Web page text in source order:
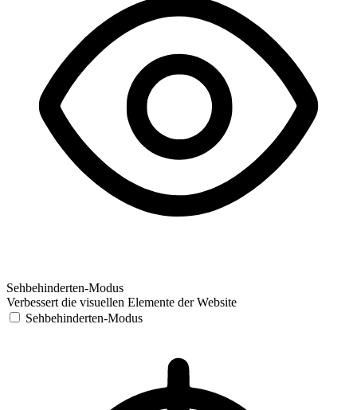
Sehbehinderten-Modus
Verbessert die visuellen Elemente der Website
Sehbehinderten-Modus